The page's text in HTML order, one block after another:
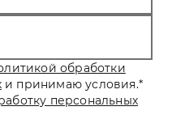
обработки
и принимаю условия.*
персональных